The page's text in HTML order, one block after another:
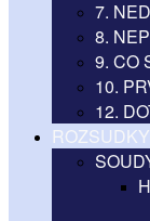
7.
8.
9. CO
10.
12.
ROZSUDKY